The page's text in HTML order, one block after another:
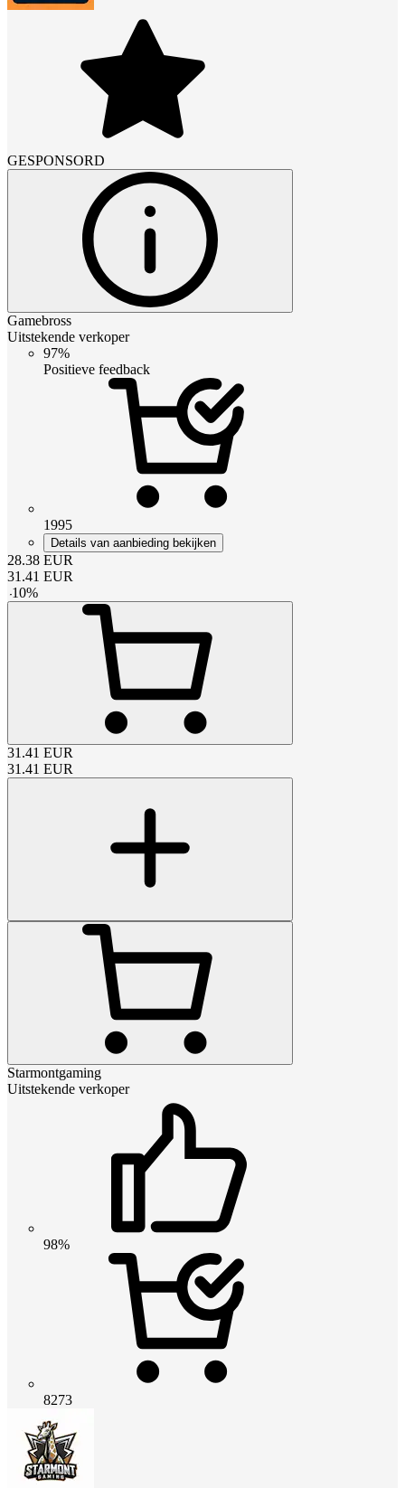
GESPONSORD
Gamebross
Uitstekende verkoper
97%
Positieve feedback
1995
Details van aanbieding bekijken
28.38 EUR
31.41 EUR
-10%
31.41 EUR
31.41 EUR
Starmontgaming
Uitstekende verkoper
98%
8273